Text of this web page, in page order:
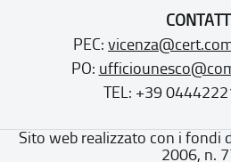
PEC:
PO:
TEL: +39
Sito web realizzato con i fondi
2006, n.